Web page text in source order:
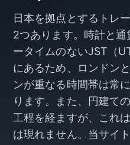
日本を拠点とするトレ
2つあります。時計と
ータイムのないJST（
にあるため、ロンドン
ンが重なる時間帯は常
ります。また、円建て
工程を経ますが、これ
は現れません。当サイ